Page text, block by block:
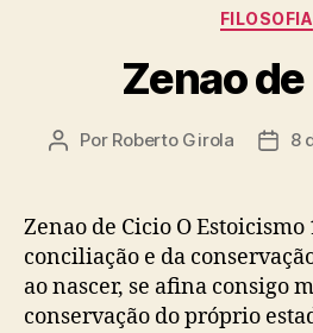
FILOSOFIA
Zenao
Autor
Por Roberto Girola
Data
8
Zenao de Cicio O
conciliação e da
ao nascer, se afina consigo
conservação do próprio